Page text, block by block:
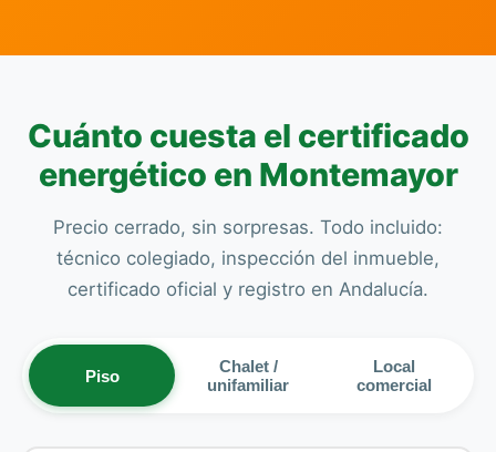
Cuánto cuesta el certificado
energético en Montemayor
Precio cerrado, sin sorpresas. Todo incluido:
técnico colegiado, inspección del inmueble,
certificado oficial y registro en Andalucía.
Piso
Chalet /
unifamiliar
Local
comercial